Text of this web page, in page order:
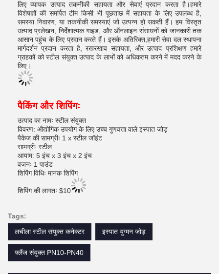
लिए व्यापक उत्पाद तकनीकी सहायता और सेवाएं प्रदान करता है।हमारे
विशेषज्ञों की समर्पित टीम किसी भी पूछताछ में सहायता के लिए उपलब्ध है,
समस्या निवारण, या तकनीकी समस्याएं जो उत्पन्न हो सकती हैं। हम विस्तृत
उत्पाद प्रलेखन, निर्देशात्मक गाइड, और ऑनलाइन संसाधनों को जानकारी तक
आसान पहुंच के लिए प्रदान करते हैं। इसके अतिरिक्त,हमारी सेवा दल स्थापना
मार्गदर्शन प्रदान करता है, रखरखाव सहायता, और उत्पाद प्रशिक्षण हमारे
ग्राहकों को स्टील संयुक्त उत्पाद के लाभों को अधिकतम करने में मदद करने के
लिए।
पैकिंग और शिपिंगः
उत्पाद का नामः स्टील संयुक्त
विवरण: औद्योगिक उपयोग के लिए उच्च गुणवत्ता वाले इस्पात जोड़
पैकेज की सामग्रीः 1 x स्टील जॉइंट
सामग्रीः स्टील
आयाम: 5 इंच x 3 इंच x 2 इंच
वजनः 1 पाउंड
शिपिंग विधिः मानक शिपिंग
शिपिंग की लागतः $10
Tags:
लचीला स्टील संयुक्त कनेक्टर
इस्पात युग्मन जोड़
फ्लैंज संयुक्त PN10-PN40